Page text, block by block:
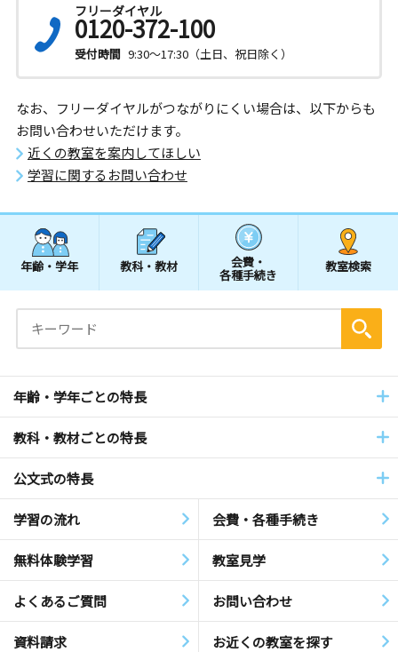
フリーダイヤル
0120-372-100
受付時間 9:30～17:30（土日、祝日除く）
なお、フリーダイヤルがつながりにくい場合は、以下からも
お問い合わせいただけます。
近くの教室を案内してほしい
学習に関するお問い合わせ
年齢・学年 教科・教材 会費・
各種手続き
教室検索
年齢・学年ごとの特長
教科・教材ごとの特長
公文式の特長
学習の流れ 会費・各種手続き
無料体験学習 教室見学
よくあるご質問 お問い合わせ
資料請求 お近くの教室を探す